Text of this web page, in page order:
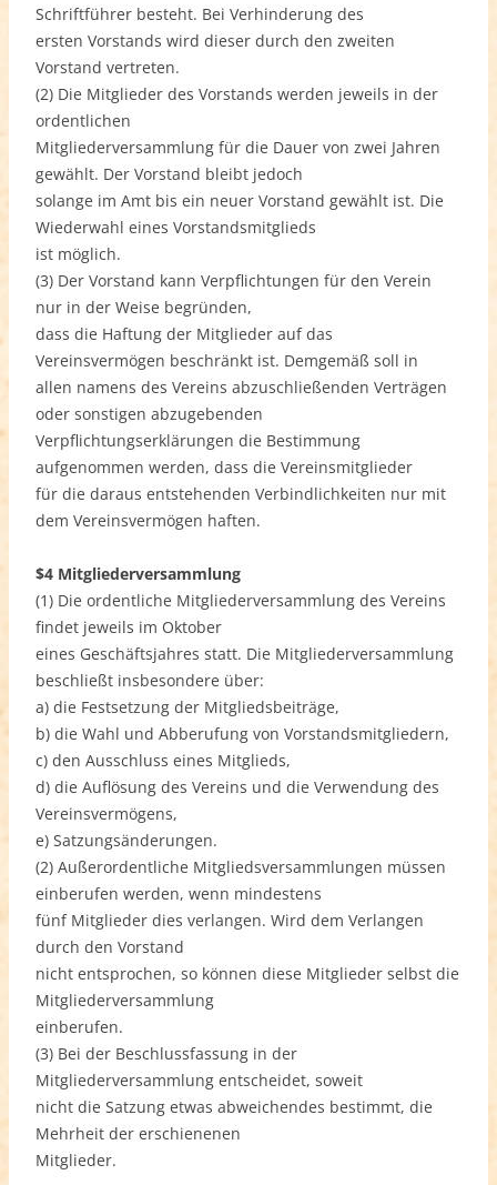
Schriftführer besteht. Bei Verhinderung des
ersten Vorstands wird dieser durch den zweiten
Vorstand vertreten.
(2) Die Mitglieder des Vorstands werden jeweils in der
ordentlichen
Mitgliederversammlung für die Dauer von zwei Jahren
gewählt. Der Vorstand bleibt jedoch
solange im Amt bis ein neuer Vorstand gewählt ist. Die
Wiederwahl eines Vorstandsmitglieds
ist möglich.
(3) Der Vorstand kann Verpflichtungen für den Verein
nur in der Weise begründen,
dass die Haftung der Mitglieder auf das
Vereinsvermögen beschränkt ist. Demgemäß soll in
allen namens des Vereins abzuschließenden Verträgen
oder sonstigen abzugebenden
Verpflichtungserklärungen die Bestimmung
aufgenommen werden, dass die Vereinsmitglieder
für die daraus entstehenden Verbindlichkeiten nur mit
dem Vereinsvermögen haften.
$4 Mitgliederversammlung
(1) Die ordentliche Mitgliederversammlung des Vereins
findet jeweils im Oktober
eines Geschäftsjahres statt. Die Mitgliederversammlung
beschließt insbesondere über:
a) die Festsetzung der Mitgliedsbeiträge,
b) die Wahl und Abberufung von Vorstandsmitgliedern,
c) den Ausschluss eines Mitglieds,
d) die Auflösung des Vereins und die Verwendung des
Vereinsvermögens,
e) Satzungsänderungen.
(2) Außerordentliche Mitgliedsversammlungen müssen
einberufen werden, wenn mindestens
fünf Mitglieder dies verlangen. Wird dem Verlangen
durch den Vorstand
nicht entsprochen, so können diese Mitglieder selbst die
Mitgliederversammlung
einberufen.
(3) Bei der Beschlussfassung in der
Mitgliederversammlung entscheidet, soweit
nicht die Satzung etwas abweichendes bestimmt, die
Mehrheit der erschienenen
Mitglieder.